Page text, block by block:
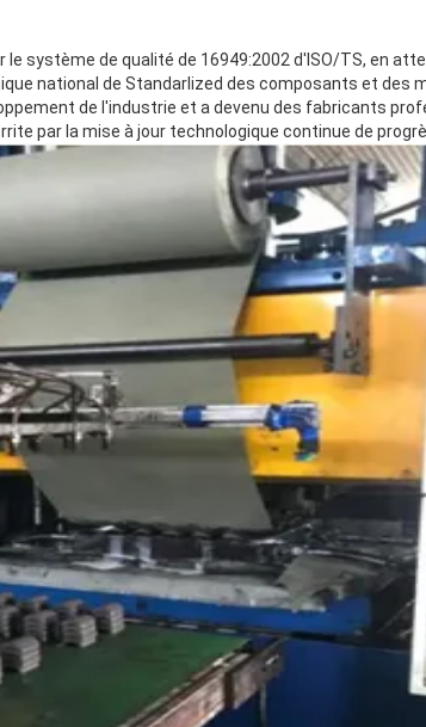
système de qualité de 16949:2002 d'ISO/TS, en
national de Standarlized des composants et des
de l'industrie et a devenu des fabricants
par la mise à jour technologique continue de